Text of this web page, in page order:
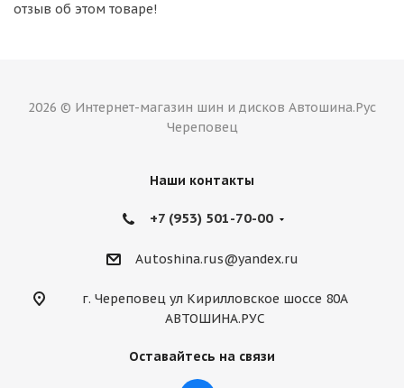
отзыв об этом товаре!
2026 © Интернет-магазин шин и дисков Автошина.Рус
Череповец
Наши контакты
+7 (953) 501-70-00
Autoshina.rus@yandex.ru
г. Череповец ул Кирилловское шоссе 80А
АВТОШИНА.РУС
Оставайтесь на связи